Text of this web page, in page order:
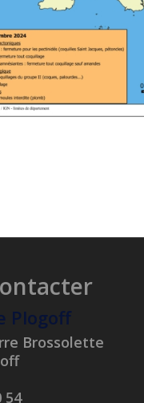
Plogoff
Brossolette
54